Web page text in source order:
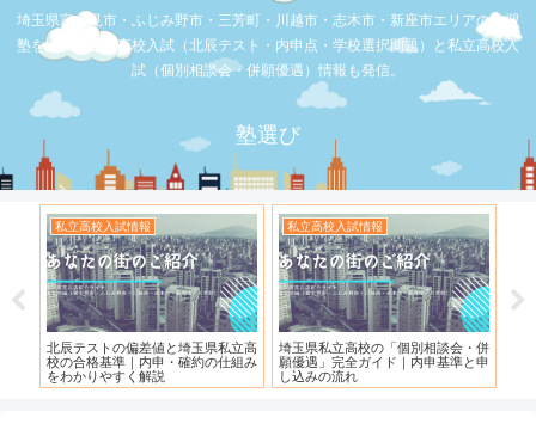
埼玉県富士見市・ふじみ野市・三芳町・川越市・志木市・新座市エリアの学習
塾を比較。公立高校入試（北辰テスト・内申点・学校選択問題）と私立高校入
試（個別相談会・併願優遇）情報も発信。
塾選び
個別相談会・併
｜内申基準と申
お店の覆面取材
【スシロー三芳店】リニューアルさ
れている！！！
お店の覆面取材
【三芳】フーコット